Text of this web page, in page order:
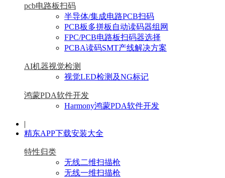
pcb电路板扫码
半导体/集成电路PCB扫码
PCB板多拼板自动读码器组网
FPC/PCB电路板扫码器选择
PCBA读码SMT产线解决方案
AI机器视觉检测
视觉LED检测及NG标记
鸿蒙PDA软件开发
Harmony鸿蒙PDA软件开发
|
精东APP下载安装大全
特性归类
无线二维扫描枪
无线一维扫描枪